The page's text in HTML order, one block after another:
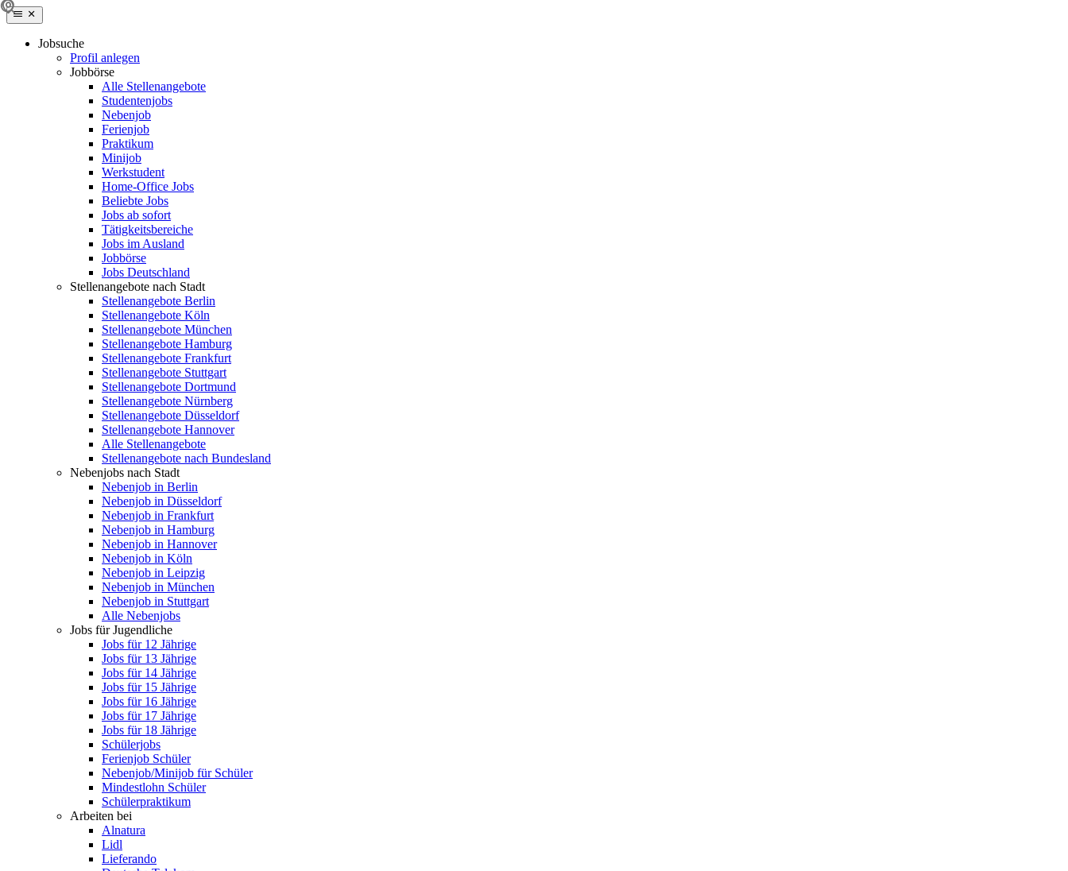
Jobsuche
Profil anlegen
Jobbörse
Alle Stellenangebote
Studentenjobs
Nebenjob
Ferienjob
Praktikum
Minijob
Werkstudent
Home-Office Jobs
Beliebte Jobs
Jobs ab sofort
Tätigkeitsbereiche
Jobs im Ausland
Jobbörse
Jobs Deutschland
Stellenangebote nach Stadt
Stellenangebote Berlin
Stellenangebote Köln
Stellenangebote München
Stellenangebote Hamburg
Stellenangebote Frankfurt
Stellenangebote Stuttgart
Stellenangebote Dortmund
Stellenangebote Nürnberg
Stellenangebote Düsseldorf
Stellenangebote Hannover
Alle Stellenangebote
Stellenangebote nach Bundesland
Nebenjobs nach Stadt
Nebenjob in Berlin
Nebenjob in Düsseldorf
Nebenjob in Frankfurt
Nebenjob in Hamburg
Nebenjob in Hannover
Nebenjob in Köln
Nebenjob in Leipzig
Nebenjob in München
Nebenjob in Stuttgart
Alle Nebenjobs
Jobs für Jugendliche
Jobs für 12 Jährige
Jobs für 13 Jährige
Jobs für 14 Jährige
Jobs für 15 Jährige
Jobs für 16 Jährige
Jobs für 17 Jährige
Jobs für 18 Jährige
Schülerjobs
Ferienjob Schüler
Nebenjob/Minijob für Schüler
Mindestlohn Schüler
Schülerpraktikum
Arbeiten bei
Alnatura
Lidl
Lieferando